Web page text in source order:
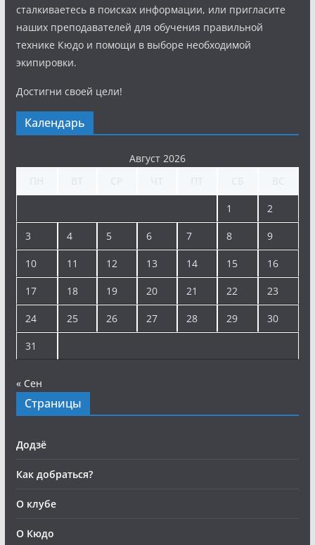
сталкиваетесь в поисках информации, или пригласите
наших преподавателей для обучения правильной
технике Кюдо и помощи в выборе необходимой
экипировки.
Достигни своей цели!
Календарь
Август 2026
1 2
3 4 5 6 7 8 9
10 11 12 13 14 15 16
17 18 19 20 21 22 23
24 25 26 27 28 29 30
31
« Сен
Страницы
Додзё
Как добраться?
О клубе
О Кюдо